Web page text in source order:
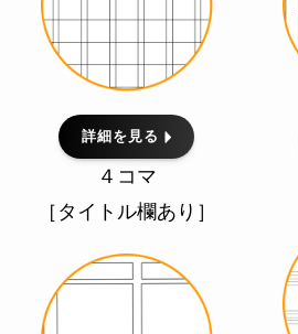
詳細を見る
４コマ
［タイトル欄あり］